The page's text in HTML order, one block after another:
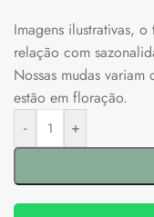
Imagens ilustrativas,
relação com
Nossas mudas
estão em floração.
-
+